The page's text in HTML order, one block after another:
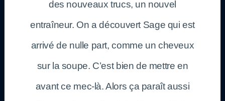
des nouveaux trucs, un nouvel
entraîneur. On a découvert Sage qui est
arrivé de nulle part, comme un cheveux
sur la soupe. C’est bien de mettre en
avant ce mec-là. Alors ça paraît aussi